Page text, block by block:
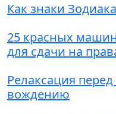
Как знаки
25 красных
для сдачи на
Релаксация
вождению